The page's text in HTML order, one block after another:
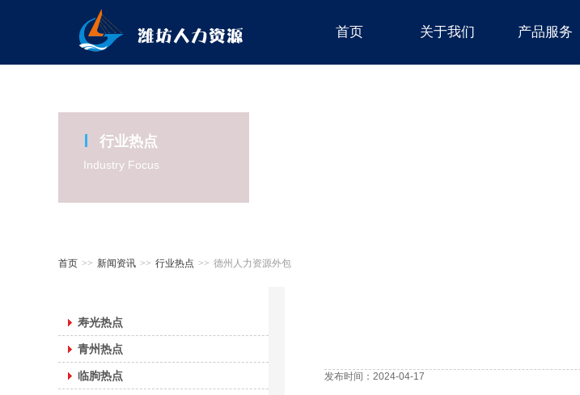
首页 关于我们 产品服务
行业热点
Industry Focus
首页 >> 新闻资讯 >> 行业热点 >> 德州人力资源外包
寿光热点
青州热点
临朐热点 发布时间：2024-04-17